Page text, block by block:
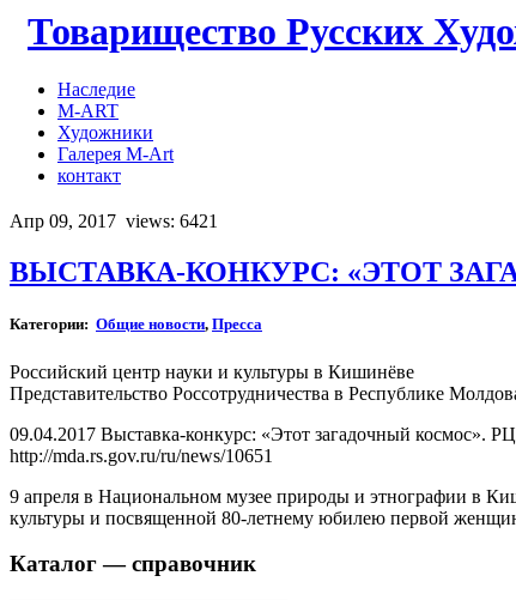
Товарищество Русских
Наследие
M-ART
Художники
Галерея M-Art
контакт
Апр 09, 2017 views: 6421
ВЫСТАВКА-КОНКУРС: «ЭТОТ
Категории: Общие новости, Пресса
Российский центр науки и культуры в Кишинёве
Представительство Россотрудничества в Республике
09.04.2017 Выставка-конкурс: «Этот загадочный космос».
http://mda.rs.gov.ru/ru/news/10651
9 апреля в Национальном музее природы и этнографии в
культуры и посвященной 80-летнему юбилею первой
Каталог — справочник